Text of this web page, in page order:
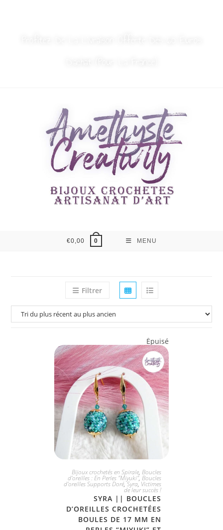
€0,00 0 MENU
Filtrer
Épuisé
PLUS DISPONIBLE
Bijoux crochetés en Spirale, Boucles
d'oreilles : En Perles "Miyuki", Boucles
d'oreilles Supports Doré,Syra, Victimes
de leur succès !
SYRA || BOUCLES
D’OREILLES CROCHETÉES
BOULES DE 17 MM EN